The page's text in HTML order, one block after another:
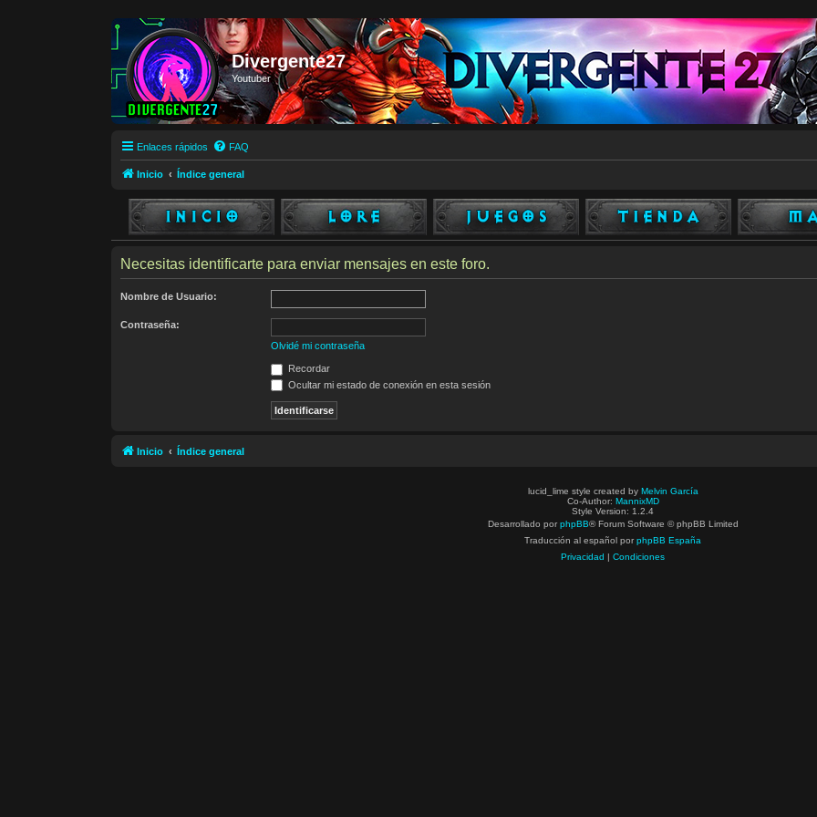
Divergente27
Youtuber
Enlaces rápidos FAQ
Inicio Índice general
Necesitas identificarte para enviar mensajes en este foro.
Nombre de Usuario:
Contraseña:
Olvidé mi contraseña
Recordar
Ocultar mi estado de conexión en esta sesión
Inicio Índice general
lucid_lime style created by Melvin García
Co-Author: MannixMD
Style Version: 1.2.4
Desarrollado por phpBB® Forum Software © phpBB Limited
Traducción al español por phpBB España
Privacidad | Condiciones